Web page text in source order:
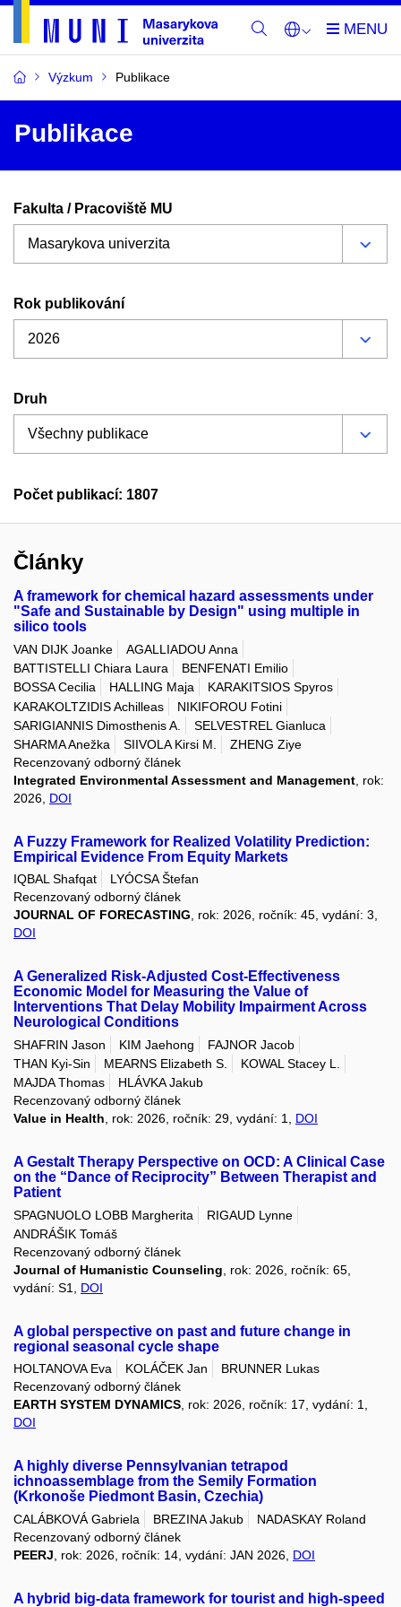
Výzkum Publikace
Publikace
Fakulta / Pracoviště MU
Rok publikování
Druh
Počet publikací: 1807
Články
A framework for chemical hazard assessments under
"Safe and Sustainable by Design" using multiple in
silico tools
VAN DIJK Joanke
AGALLIADOU Anna
BATTISTELLI Chiara Laura
BENFENATI Emilio
BOSSA Cecilia
HALLING Maja
KARAKITSIOS Spyros
KARAKOLTZIDIS Achilleas
NIKIFOROU Fotini
SARIGIANNIS Dimosthenis A.
SELVESTREL Gianluca
SHARMA Anežka
SIIVOLA Kirsi M.
ZHENG Ziye
Recenzovaný odborný článek
Integrated Environmental Assessment and Management , rok:
2026, DOI
A Fuzzy Framework for Realized Volatility Prediction:
Empirical Evidence From Equity Markets
IQBAL Shafqat
LYÓCSA Štefan
Recenzovaný odborný článek
JOURNAL OF FORECASTING, rok: 2026, ročník: 45, vydání: 3,
DOI
A Generalized Risk-Adjusted Cost-Effectiveness
Economic Model for Measuring the Value of
Interventions That Delay Mobility Impairment Across
Neurological Conditions
SHAFRIN Jason KIM Jaehong
FAJNOR Jacob
THAN Kyi-Sin
MEARNS Elizabeth S.
KOWAL Stacey L.
MAJDA Thomas
HLÁVKA Jakub
Recenzovaný odborný článek
Value in Health, rok: 2026, ročník: 29, vydání: 1, DOI
A Gestalt Therapy Perspective on OCD: A Clinical Case
on the “Dance of Reciprocity” Between Therapist and
Patient
SPAGNUOLO LOBB Margherita
RIGAUD Lynne
ANDRÁŠIK Tomáš
Recenzovaný odborný článek
Journal of Humanistic Counseling , rok: 2026, ročník: 65,
vydání: S1, DOI
A global perspective on past and future change in
regional seasonal cycle shape
HOLTANOVA Eva KOLÁČEK Jan
BRUNNER Lukas
Recenzovaný odborný článek
EARTH SYSTEM DYNAMICS, rok: 2026, ročník: 17, vydání: 1,
DOI
A highly diverse Pennsylvanian tetrapod
ichnoassemblage from the Semily Formation
(Krkonoše Piedmont Basin, Czechia)
CALÁBKOVÁ Gabriela BREZINA Jakub
NADASKAY Roland
Recenzovaný odborný článek
PEERJ , rok: 2026, ročník: 14, vydání: JAN 2026, DOI
A hybrid big-data framework for tourist and high-speed